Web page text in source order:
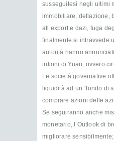
susseguitesi negli ultimi
immobiliare, deflazione,
all’export e dazi, fuga
finalmente si intravvede
autorità hanno
trilioni di Yuan, ovvero
Le società governative
liquidità ad un “fondo di
comprare azioni delle
Se seguiranno anche
monetario, l’Outlook di
migliorare